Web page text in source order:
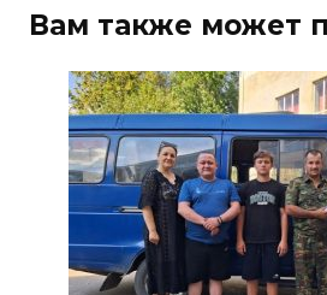
дабы учеба легко
приметы на 9
08 августа 2026 18:37
На трассе Р-280
водителей будут
предупреждать об
Вам также может